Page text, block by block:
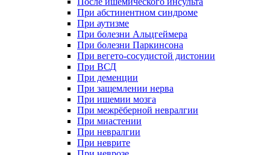
При абстинентном синдроме
При аутизме
При болезни Альцгеймера
При болезни Паркинсона
При вегето-сосудистой дистонии
При ВСД
При деменции
При защемлении нерва
При ишемии мозга
При межрёберной невралгии
При миастении
При невралгии
При неврите